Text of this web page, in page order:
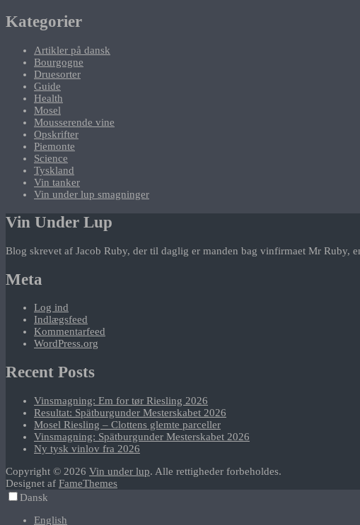
Kategorier
Artikler på dansk
Bourgogne
Druesorter
Guide
Health
Mosel
Mousserende vine
Opskrifter
Piemonte
Science
Tyskland
Vin tanker
Vin under lup smagninger
Vin Under Lup
Blog skrevet af Jacob Ruby, der til daglig er manden bag vinfirmaet Mr
Meta
Log ind
Indlægsfeed
Kommentarfeed
WordPress.org
Recent Posts
Vinsmagning: Em for tør Riesling 2026
Resultat: Spätburgunder Mesterskabet 2026
Mosel Riesling – Clottens glemte parceller
Vinsmagning: Spätburgunder Mesterskabet 2026
Ny tysk vinlov fra 2026
Copyright © 2026 Vin under lup. Alle rettigheder forbeholdes.
Designet af FameThemes
Dansk
English